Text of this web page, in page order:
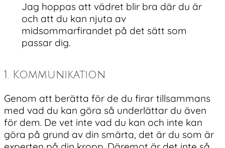
Jag hoppas att vädret blir bra där du är
och att du kan njuta av
midsommarfirandet på det sätt som
passar dig.
1. Kommunikation
Genom att berätta för de du firar tillsammans
med vad du kan göra så underlättar du även
för dem. De vet inte vad du kan och inte kan
göra på grund av din smärta, det är du som är